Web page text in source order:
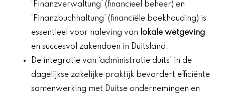
‘Finanzverwaltung’ (financieel beheer) en
‘Finanzbuchhaltung’ (financiële boekhouding) is
essentieel voor naleving van
lokale wetgeving
en succesvol zakendoen in Duitsland.
De integratie van ‘administratie duits’ in de
dagelijkse zakelijke praktijk bevordert efficiënte
samenwerking met Duitse ondernemingen en